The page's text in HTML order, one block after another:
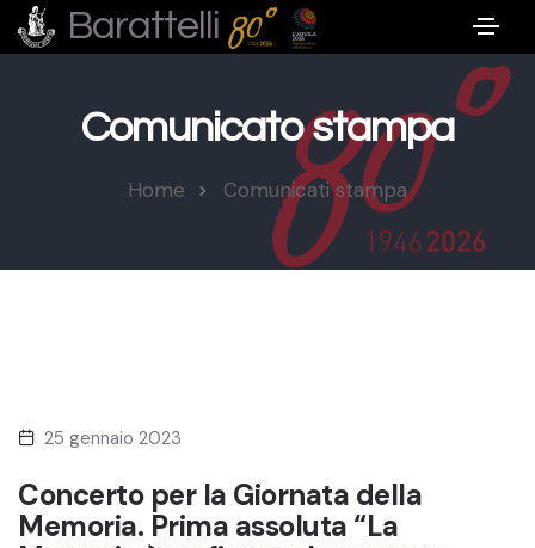
Barattelli
Comunicato stampa
Home Comunicati stampa
25 gennaio 2023
Concerto per la Giornata della
Memoria. Prima assoluta “La